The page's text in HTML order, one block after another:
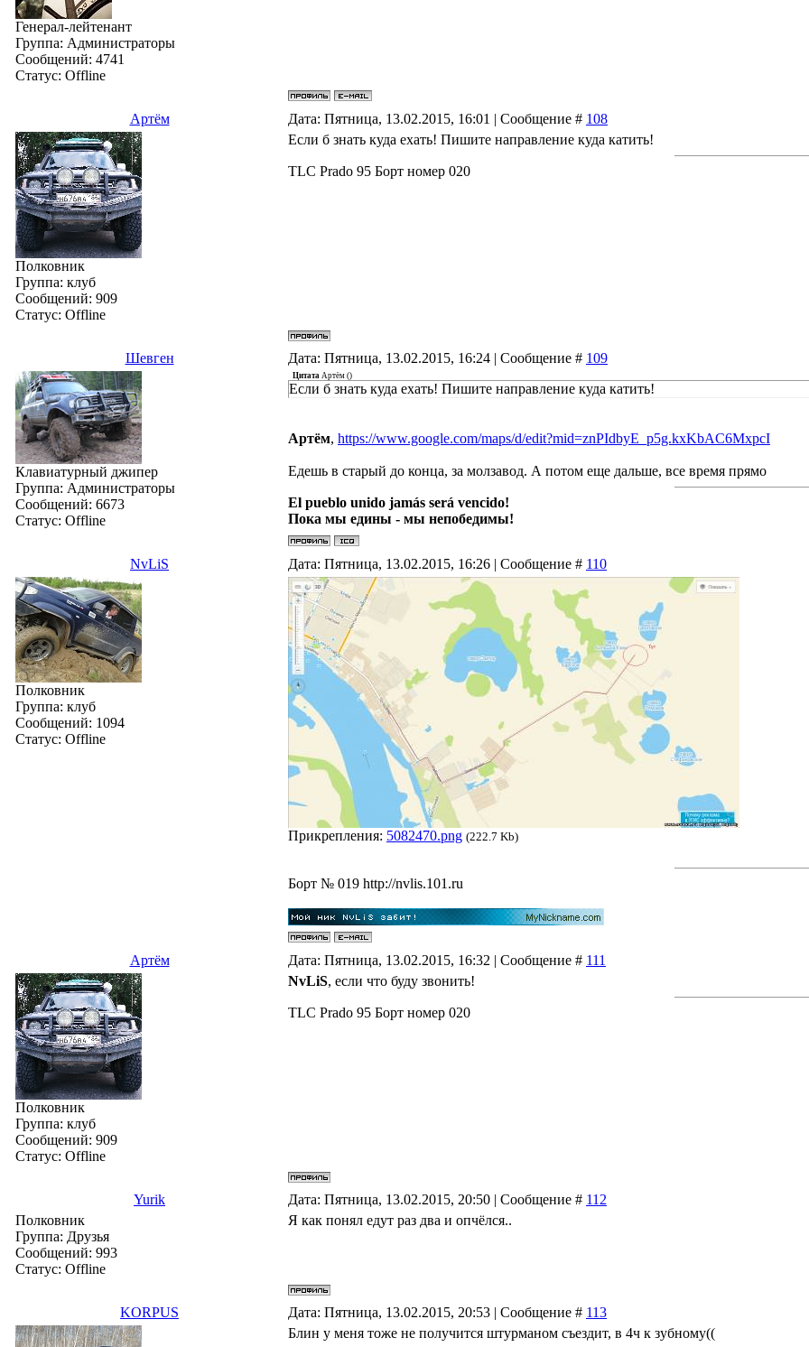
Генерал-лейтенант
Группа: Администраторы
Сообщений: 4741
Статус: Offline
Артём Дата: Пятница, 13.02.2015, 16:01 | Сообщение # 108
Полковник
Группа: клуб
Сообщений: 909
Статус: Offline
Если б знать куда ехать! Пишите направление куда катить!
TLC Prado 95 Борт номер 020
Шевген Дата: Пятница, 13.02.2015, 16:24 | Сообщение # 109
Клавиатурный джипер
Группа: Администраторы
Сообщений: 6673
Статус: Offline
Цитата Артём ()
Если б знать куда ехать! Пишите направление куда катить!
Артём, https://www.google.com/maps/d/edit?mid=znPIdbyE_p5g.kxKbAC6MxpcI
Едешь в старый до конца, за молзавод. А потом еще дальше, все время прямо
El pueblo unido jamás será vencido!
Пока мы едины - мы непобедимы!
NvLiS Дата: Пятница, 13.02.2015, 16:26 | Сообщение # 110
Полковник
Группа: клуб
Сообщений: 1094
Статус: Offline
Прикрепления: 5082470.png (222.7 Kb)
Бoрт № 019 http://nvlis.101.ru
Артём Дата: Пятница, 13.02.2015, 16:32 | Сообщение # 111
Полковник
Группа: клуб
Сообщений: 909
Статус: Offline
NvLiS, если что буду звонить!
TLC Prado 95 Борт номер 020
Yurik Дата: Пятница, 13.02.2015, 20:50 | Сообщение # 112
Полковник
Группа: Друзья
Сообщений: 993
Статус: Offline
Я как понял едут раз два и опчёлся..
KORPUS Дата: Пятница, 13.02.2015, 20:53 | Сообщение # 113
Блин у меня тоже не получится штурманом съездит, в 4ч к зубному((